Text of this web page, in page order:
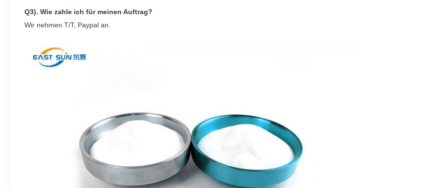
Q3). Wie zahle ich für meinen Auftrag?
Wir nehmen T/T, Paypal an.